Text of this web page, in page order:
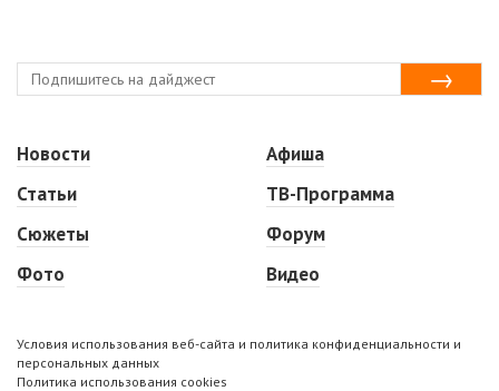
Новости
Статьи
Сюжеты
Фото
Афиша
ТВ-Программа
Форум
Видео
Условия использования веб-сайта и политика конфиденциальности и
персональных данных
Политика использования cookies